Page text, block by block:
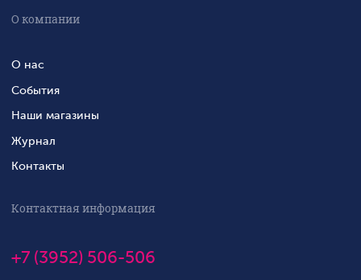
О компании
О нас
События
Наши магазины
Журнал
Контакты
Контактная информация
+7 (3952) 506-506